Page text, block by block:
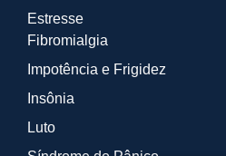
Estresse
Fibromialgia
Impotência e Frigidez
Insônia
Luto